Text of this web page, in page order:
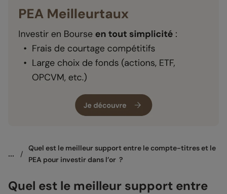
... /
Quel est le meilleur support entre le compte-titres et le
PEA pour investir dans l’or  ?
Quel est le meilleur support entre